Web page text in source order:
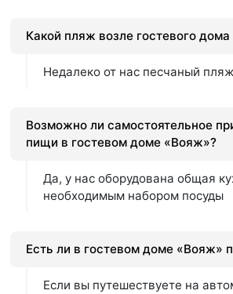
Какой пляж возле гостевого
Недалеко от нас песчаный пляж
Возможно ли самостоятельное
пищи в гостевом доме «Вояж»?
Да, у нас оборудована общая
необходимым набором посуды
Есть ли в гостевом доме «Вояж»
Если вы путешествуете на